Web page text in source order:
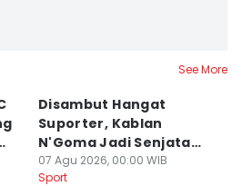
See More
Disambut Hangat
Suporter, Kablan
N'Goma Jadi Senjata
Baru Borneo FC
07 Agu 2026, 00:00 WIB
Sport